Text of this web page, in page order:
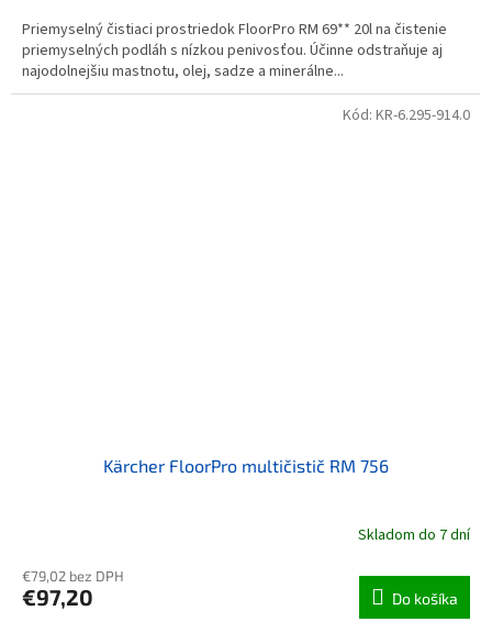
Priemyselný čistiaci prostriedok FloorPro RM 69** 20l na čistenie
priemyselných podláh s nízkou penivosťou. Účinne odstraňuje aj
najodolnejšiu mastnotu, olej, sadze a minerálne...
Kärcher FloorPro multičistič RM 756
Skladom do 7 dní
€79,02 bez DPH
€97,20 Do košíka
Kód: KR-6.295-914.0